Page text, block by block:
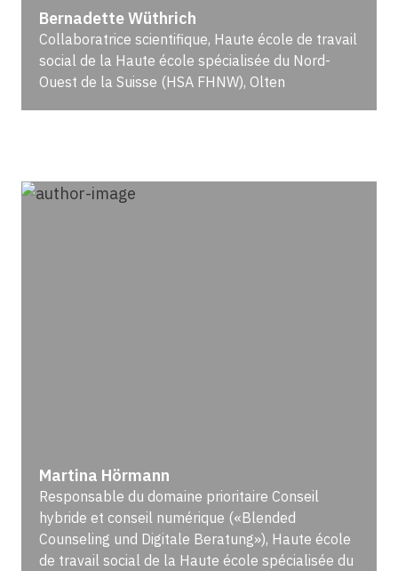
Bernadette Wüthrich
Collaboratrice scientifique, Haute école de travail
social de la Haute école spécialisée du Nord-
Ouest de la Suisse (HSA FHNW), Olten
Martina Hörmann
Responsable du domaine prioritaire Conseil
hybride et conseil numérique («Blended
Counseling und Digitale Beratung»), Haute école
de travail social de la Haute école spécialisée du